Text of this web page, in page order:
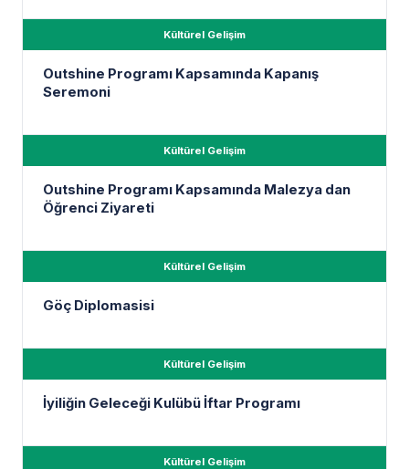
Kültürel Gelişim
Outshine Programı Kapsamında Kapanış
Seremoni
Kültürel Gelişim
Outshine Programı Kapsamında Malezya dan
Öğrenci Ziyareti
Kültürel Gelişim
Göç Diplomasisi
Kültürel Gelişim
İyiliğin Geleceği Kulübü İftar Programı
Kültürel Gelişim